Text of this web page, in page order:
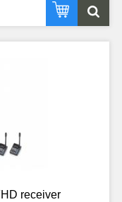
receiver